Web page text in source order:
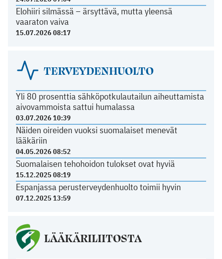
Elohiiri silmässä – ärsyttävä, mutta yleensä
vaaraton vaiva
15.07.2026 08:17
TERVEYDENHUOLTO
Yli 80 prosenttia sähköpotkulautailun aiheuttamista
aivovammoista sattui humalassa
03.07.2026 10:39
Näiden oireiden vuoksi suomalaiset menevät
lääkäriin
04.05.2026 08:52
Suomalaisen tehohoidon tulokset ovat hyviä
15.12.2025 08:19
Espanjassa perusterveydenhuolto toimii hyvin
07.12.2025 13:59
LÄÄKÄRILIITOSTA